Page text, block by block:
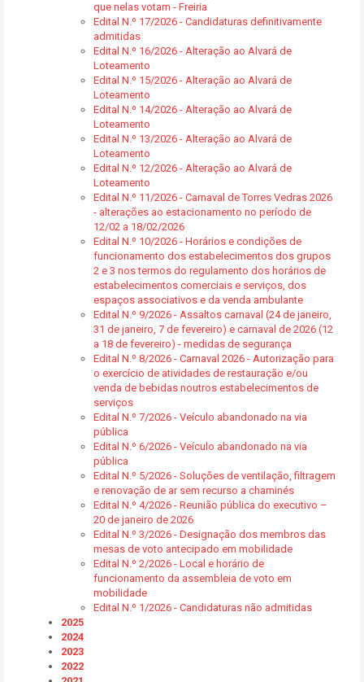
que nelas votam - Freiria
Edital N.º 17/2026 - Candidaturas definitivamente
admitidas
Edital N.º 16/2026 - Alteração ao Alvará de
Loteamento
Edital N.º 15/2026 - Alteração ao Alvará de
Loteamento
Edital N.º 14/2026 - Alteração ao Alvará de
Loteamento
Edital N.º 13/2026 - Alteração ao Alvará de
Loteamento
Edital N.º 12/2026 - Alteração ao Alvará de
Loteamento
Edital N.º 11/2026 - Carnaval de Torres Vedras 2026
- alterações ao estacionamento no período de
12/02 a 18/02/2026
Edital N.º 10/2026 - Horários e condições de
funcionamento dos estabelecimentos dos grupos
2 e 3 nos termos do regulamento dos horários de
estabelecimentos comerciais e serviços, dos
espaços associativos e da venda ambulante
Edital N.º 9/2026 - Assaltos carnaval (24 de janeiro,
31 de janeiro, 7 de fevereiro) e carnaval de 2026 (12
a 18 de fevereiro) - medidas de segurança
Edital N.º 8/2026 - Carnaval 2026 - Autorização para
o exercício de atividades de restauração e/ou
venda de bebidas noutros estabelecimentos de
serviços
Edital N.º 7/2026 - Veículo abandonado na via
pública
Edital N.º 6/2026 - Veículo abandonado na via
pública
Edital N.º 5/2026 - Soluções de ventilação, filtragem
e renovação de ar sem recurso a chaminés
Edital N.º 4/2026 - Reunião pública do executivo –
20 de janeiro de 2026
Edital N.º 3/2026 - Designação dos membros das
mesas de voto antecipado em mobilidade
Edital N.º 2/2026 - Local e horário de
funcionamento da assembleia de voto em
mobilidade
Edital N.º 1/2026 - Candidaturas não admitidas
2025
2024
2023
2022